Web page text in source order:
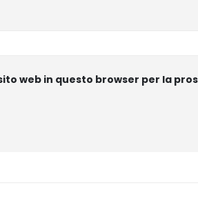
web in questo browser per la